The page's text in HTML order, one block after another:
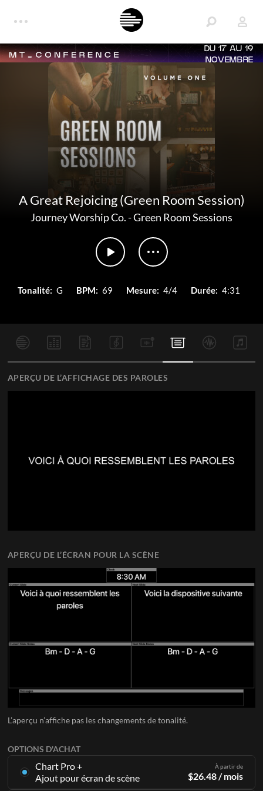
DU 17 AU 19
NOVEMBRE
A Great Rejoicing (Green Room Session)
Journey Worship Co.-Green Room Sessions
Tonalité: G BPM: 69 Mesure: 4/4 Durée: 4:31
OPTIONS D'ACHAT
Chart Pro +
Ajout pour écran de scène
À partir de
$26.48/ mois
APERÇU DE L’AFFICHAGE DES PAROLES
APERÇU DE L’ÉCRAN POUR LA SCÈNE
L’aperçu n’affiche pas les changements de tonalité.